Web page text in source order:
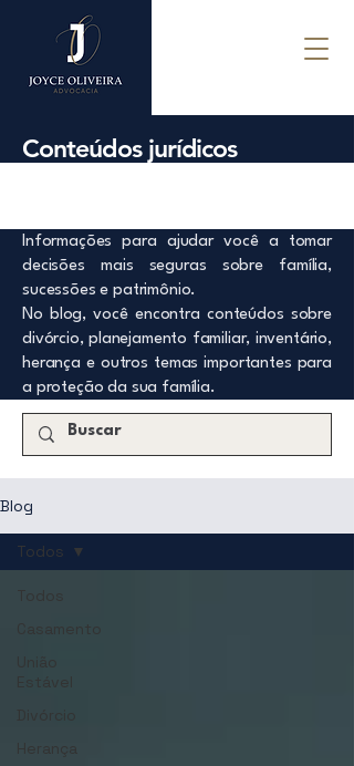
Conteúdos jurídicos
Informações para ajudar você a tomar
decisões mais seguras sobre família,
sucessões e patrimônio.
No blog, você encontra conteúdos sobre
divórcio, planejamento familiar, inventário,
herança e outros temas importantes para
a proteção da sua família.
Blog
Todos